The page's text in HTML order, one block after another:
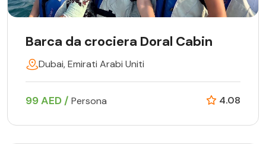
Barca da crociera Doral Cabin
Dubai, Emirati Arabi Uniti
99 AED / Persona 4.08